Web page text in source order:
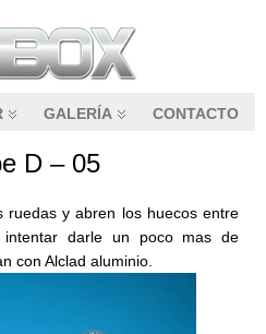
GALERÍA CONTACTO
D – 05
y abren los huecos entre
darle un poco mas de
con Alclad aluminio.